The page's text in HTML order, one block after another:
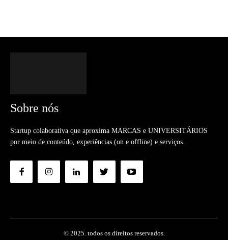
Sobre nós
Startup colaborativa que aproxima MARCAS e UNIVERSITÁRIOS
por meio de conteúdo, experiências (on e offline) e serviços.
© 2025. todos os direitos reservados.